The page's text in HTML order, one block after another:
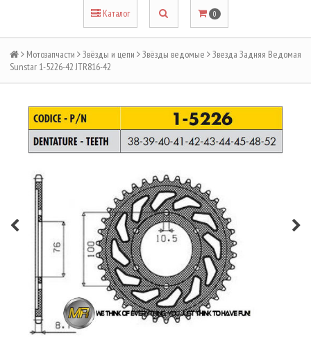
Каталог 0
Мотозапчасти Звёзды и цепи Звёзды ведомые
Звезда Задняя Ведомая
Sunstar 1-5226-42 JTR816-42